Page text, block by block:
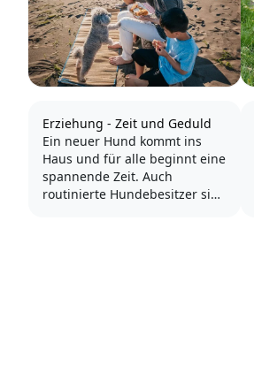
Erziehung - Zeit und Geduld
Ein neuer Hund kommt ins
Haus und für alle beginnt eine
spannende Zeit. Auch
routinierte Hundebesitzer sind